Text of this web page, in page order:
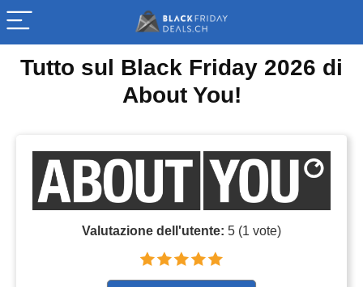
Tutto sul Black Friday 2026 di
About You!
Valutazione dell'utente: 5 (1 vote)